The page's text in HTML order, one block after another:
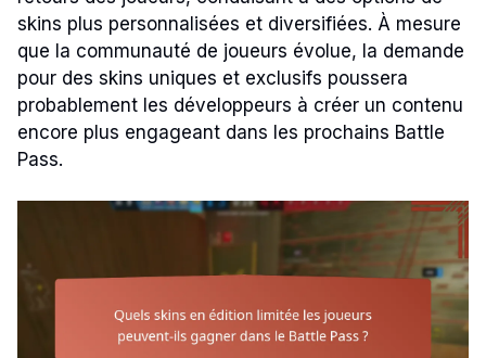
skins plus personnalisées et diversifiées. À mesure
que la communauté de joueurs évolue, la demande
pour des skins uniques et exclusifs poussera
probablement les développeurs à créer un contenu
encore plus engageant dans les prochains Battle
Pass.